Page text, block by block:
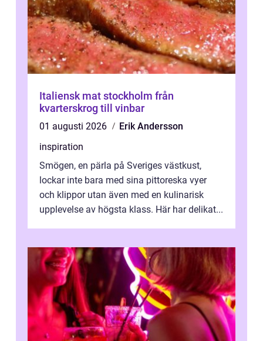
Italiensk mat stockholm från
kvarterskrog till vinbar
01 augusti 2026
Erik Andersson
inspiration
Smögen, en pärla på Sveriges västkust,
lockar inte bara med sina pittoreska vyer
och klippor utan även med en kulinarisk
upplevelse av högsta klass. Här har delikat...